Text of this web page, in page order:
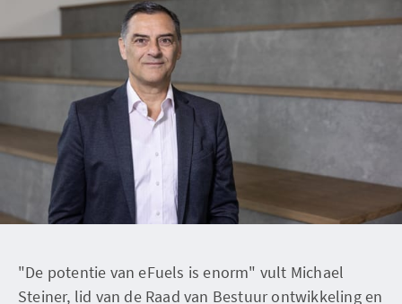
"De potentie van eFuels is enorm" vult Michael
Steiner, lid van de Raad van Bestuur ontwikkeling en